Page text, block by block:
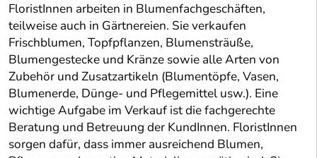
FloristInnen arbeiten in Blumenfachgeschäften,
teilweise auch in Gärtnereien. Sie verkaufen
Frischblumen, Topfpflanzen, Blumensträuße,
Blumengestecke und Kränze sowie alle Arten von
Zubehör und Zusatzartikeln (Blumentöpfe, Vasen,
Blumenerde, Dünge- und Pflegemittel usw.). Eine
wichtige Aufgabe im Verkauf ist die fachgerechte
Beratung und Betreuung der KundInnen. FloristInnen
sorgen dafür, dass immer ausreichend Blumen,